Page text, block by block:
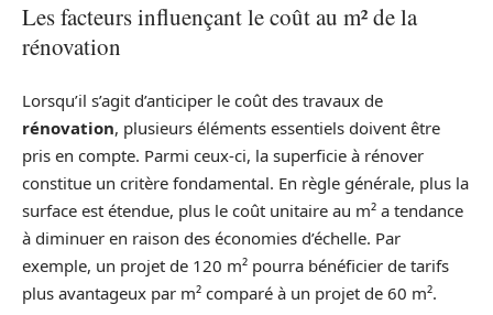
Les facteurs influençant le coût au m² de la
rénovation
Lorsqu’il s’agit d’anticiper le coût des travaux de
rénovation, plusieurs éléments essentiels doivent être
pris en compte. Parmi ceux-ci, la superficie à rénover
constitue un critère fondamental. En règle générale, plus la
surface est étendue, plus le coût unitaire au m² a tendance
à diminuer en raison des économies d’échelle. Par
exemple, un projet de 120 m² pourra bénéficier de tarifs
plus avantageux par m² comparé à un projet de 60 m².